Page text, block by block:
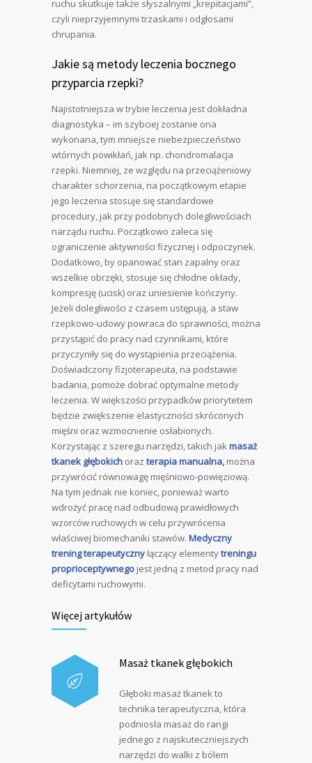
ruchu skutkuje także słyszalnymi „krepitacjami”,
czyli nieprzyjemnymi trzaskami i odgłosami
chrupania.
Jakie są metody leczenia bocznego
przyparcia rzepki?
Najistotniejsza w trybie leczenia jest dokładna
diagnostyka – im szybciej zostanie ona
wykonana, tym mniejsze niebezpieczeństwo
wtórnych powikłań, jak np. chondromalacja
rzepki. Niemniej, ze względu na przeciążeniowy
charakter schorzenia, na początkowym etapie
jego leczenia stosuje się standardowe
procedury, jak przy podobnych dolegliwościach
narządu ruchu. Początkowo zaleca się
ograniczenie aktywności fizycznej i odpoczynek.
Dodatkowo, by opanować stan zapalny oraz
wszelkie obrzęki, stosuje się chłodne okłady,
kompresję (ucisk) oraz uniesienie kończyny.
Jeżeli dolegliwości z czasem ustępują, a staw
rzepkowo-udowy powraca do sprawności, można
przystąpić do pracy nad czynnikami, które
przyczyniły się do wystąpienia przeciążenia.
Doświadczony fizjoterapeuta, na podstawie
badania, pomoże dobrać optymalne metody
leczenia. W większości przypadków priorytetem
będzie zwiększenie elastyczności skróconych
mięśni oraz wzmocnienie osłabionych.
Korzystając z szeregu narzędzi, takich jakmasaż
tkanek głębokich oraz terapia manualna, można
przywrócić równowagę mięśniowo-powięziową.
Na tym jednak nie koniec, ponieważ warto
wdrożyć pracę nad odbudową prawidłowych
wzorców ruchowych w celu przywrócenia
właściwej biomechaniki stawów. Medyczny
trening terapeutycznyłączący elementytreningu
proprioceptywnego jest jedną z metod pracy nad
deficytami ruchowymi.
Więcej artykułów
Masaż tkanek głębokich
Głęboki masaż tkanek to
technika terapeutyczna, która
podniosła masaż do rangi
jednego z najskuteczniejszych
narzędzi do walki z bólem